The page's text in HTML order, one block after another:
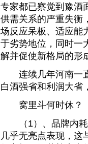
专家都已察觉到豫酒
供需关系的严重失衡
场反应呆板、适应能
于劣势地位，同时一
解并促使新格局的
连续几年河南一直
白酒强省和利润大
窝里斗何时休
（1）、品牌内耗
几乎无亮点表现，这